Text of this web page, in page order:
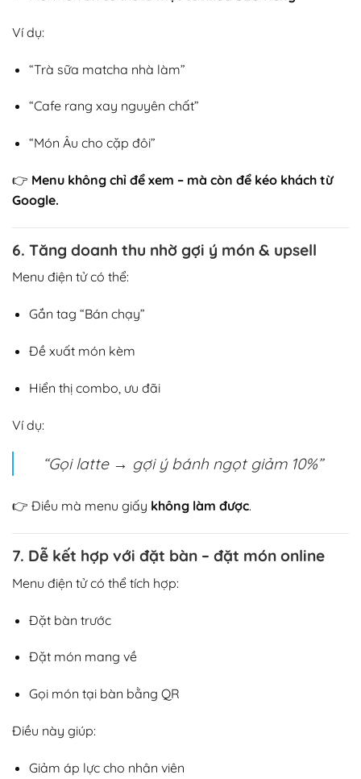
Ví dụ:
“Trà sữa matcha nhà làm”
“Cafe rang xay nguyên chất”
“Món Âu cho cặp đôi”
👉 Menu không chỉ để xem – mà còn để kéo khách từ
Google.
6. Tăng doanh thu nhờ gợi ý món & upsell
Menu điện tử có thể:
Gắn tag “Bán chạy”
Đề xuất món kèm
Hiển thị combo, ưu đãi
Ví dụ:
“Gọi latte → gợi ý bánh ngọt giảm 10%”
👉 Điều mà menu giấy không làm được.
7. Dễ kết hợp với đặt bàn – đặt món online
Menu điện tử có thể tích hợp:
Đặt bàn trước
Đặt món mang về
Gọi món tại bàn bằng QR
Điều này giúp:
Giảm áp lực cho nhân viên